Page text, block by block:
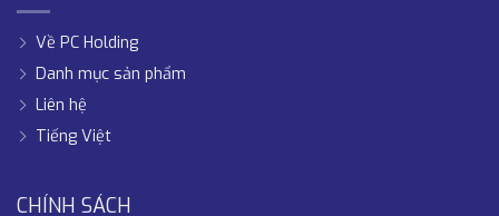
Về PC Holding
Danh mục sản phẩm
Liên hệ
Tiếng Việt
CHÍNH SÁCH